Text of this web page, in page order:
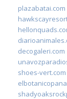
plazabatai.com
decogaleri.com
shoes-vert.com